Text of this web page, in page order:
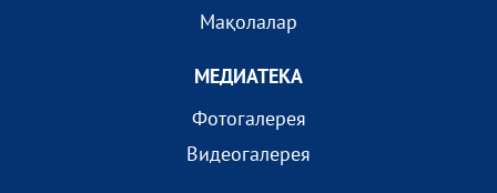
Мақолалар
МEДИАТEКА
Фотогалерея
Видеогалерея